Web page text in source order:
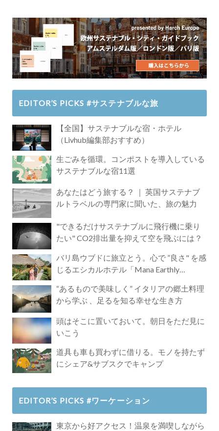
EDITOR’S PICKS #サステナブルな旅
【全国】サステナブルな宿・ホテル
（Livhub編集部おすすめ）
生ごみを循環。コンポストを導入している
サステナブルな宿11選
あなたはどう旅する？ ｜ 英国サステナブ
ルトラベルの専門家に聞いた、旅の魅力
"できるだけサステナブルに飛行機に乗り
たい" CO2排出量を抑えて空を飛ぶには？
バリ島ウブドに旅立とう。心で ”良さ" を感
じるエシカルホテル「Mana Earthly
“あるもので美味しく” イタリアの郷土料理
から学ぶ 、足るを知る幸せな生き方
頭はそこに置いておいて。朝日をただ見に
いこう
道具も車も買わずに借りる。モノを持たず
にシェア&サブスクでキャンプ
EDITOR’S PICKS #ワーケーション
東京から好アクセス！温泉を満喫しながら